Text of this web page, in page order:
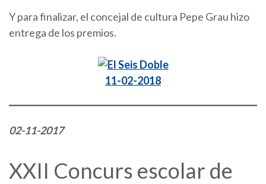
Y para finalizar, el concejal de cultura Pepe Grau hizo
entrega de los premios.
11-02-2018
02-11-2017
XXII Concurs escolar de